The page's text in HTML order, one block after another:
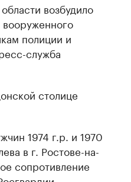
возбудило
вооруженного
полиции и
служба
столице
1974 г.р. и 1970
в г. Ростове-на-
сопротивление